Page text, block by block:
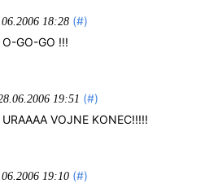
18:28 (#)
O-GO-GO !!!
19:51 (#)
VOJNE KONEC!!!!!
19:10 (#)